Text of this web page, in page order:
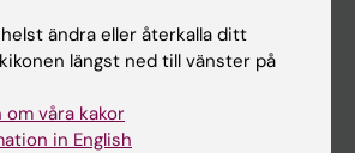
KI
utbildning
ändra eller återkalla ditt
längst ned till vänster på
våra kakor
in English